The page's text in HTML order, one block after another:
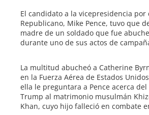
El candidato a la vicepresidencia por
Republicano, Mike Pence, tuvo que
madre de un soldado que fue
durante uno de sus actos de
La multitud abucheó a Catherine
en la Fuerza Aérea de Estados
ella le preguntara a Pence acerca
Trump al matrimonio musulmán
Khan, cuyo hijo falleció en combate